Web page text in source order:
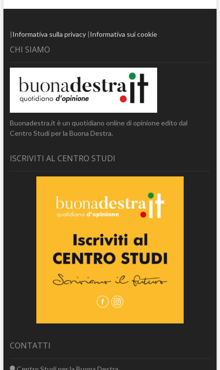
|Informativa sulla privacy|Informativa sui cookie
CHI SIAMO
Buonadestra.it è un quotidiano online di opinione edito dal
Centro Studi per la Buona Destra.
ISCRIVITI AL CENTRO STUDI
CONTATTI